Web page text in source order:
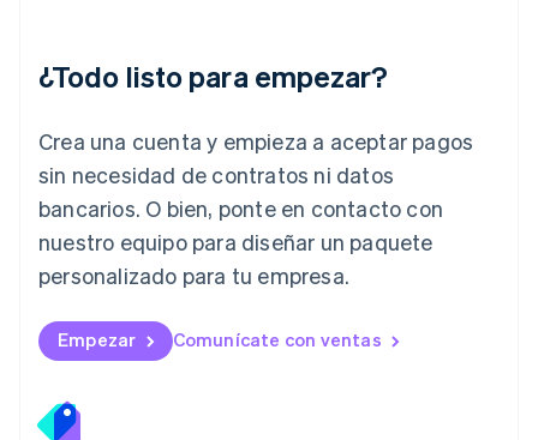
¿Todo listo para empezar?
Crea una cuenta y empieza a aceptar pagos
sin necesidad de contratos ni datos
bancarios. O bien, ponte en contacto con
nuestro equipo para diseñar un paquete
personalizado para tu empresa.
Empezar Comunícate con ventas
Letonia
English
Deutsch English
Lituania
English
Luxemburgo
FrançaisDeutsch English
English 简体中文
English
México
Noruega
English